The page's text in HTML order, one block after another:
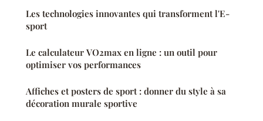
Les technologies innovantes qui transforment l'E-
sport
Le calculateur VO2max en ligne : un outil pour
optimiser vos performances
Affiches et posters de sport : donner du style à sa
décoration murale sportive